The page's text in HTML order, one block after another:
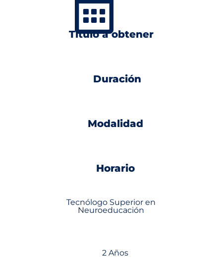
Título a obtener
Duración
Modalidad
Horario
Tecnólogo Superior en
Neuroeducación
2 Años